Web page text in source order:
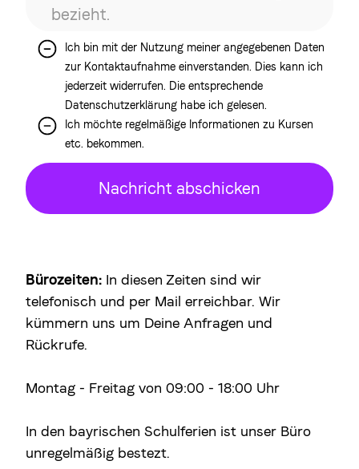
Ich bin mit der Nutzung meiner angegebenen Daten
zur Kontaktaufnahme einverstanden. Dies kann ich
jederzeit widerrufen. Die entsprechende
Datenschutzerklärung habe ich gelesen.
Ich möchte regelmäßige Informationen zu Kursen
etc. bekommen.
Bürozeiten: In diesen Zeiten sind wir
telefonisch und per Mail erreichbar. Wir
kümmern uns um Deine Anfragen und
Rückrufe.
Montag - Freitag von 09:00 - 18:00 Uhr
In den bayrischen Schulferien ist unser Büro
unregelmäßig bestezt.